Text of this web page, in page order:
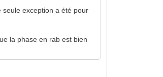
exception a été pour
la phase en rab est bien